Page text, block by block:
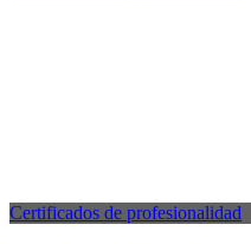
Certificados de profesionalidad